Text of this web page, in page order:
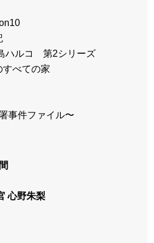
ハルコ 第2シリーズ
すべての家
事件ファイル〜
心野朱梨